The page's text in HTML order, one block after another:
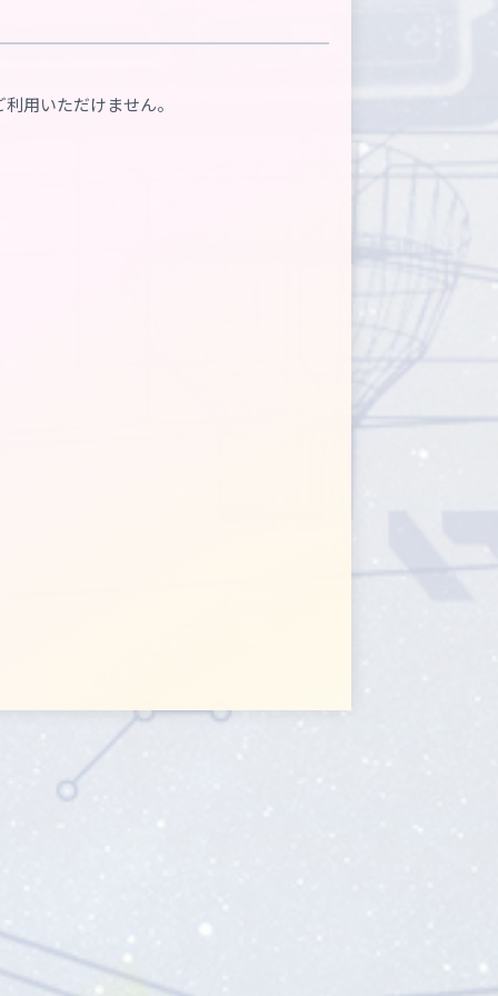
用いただけません。